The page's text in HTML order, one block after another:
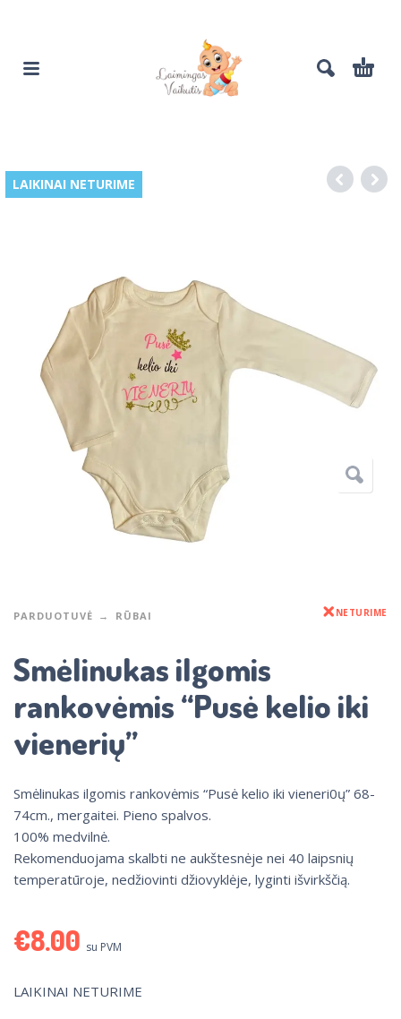
LAIKINAI NETURIME
PARDUOTUVĖ RŪBAI NETURIME
Smėlinukas ilgomis
rankovėmis “Pusė kelio iki
vienerių”
Smėlinukas ilgomis rankovėmis “Pusė kelio iki vieneri0ų” 68-
74cm., mergaitei. Pieno spalvos.
100% medvilnė.
Rekomenduojama skalbti ne aukštesnėje nei 40 laipsnių
temperatūroje, nedžiovinti džiovyklėje, lyginti išvirkščią.
€8.00 su PVM
LAIKINAI NETURIME